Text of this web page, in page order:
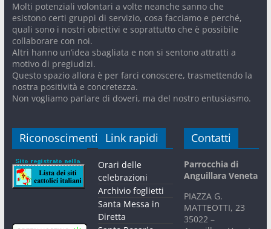
Molti potenziali volontari a volte neanche sanno che
esistono certi gruppi di servizio, cosa facciamo e perché,
quali sono i nostri obiettivi e soprattutto che è possibile
collaborare con noi.
Altri hanno un’idea sbagliata e non si sentono attratti a
motivo di pregiudizi.
Questo spazio allora è per farci conoscere, trasmettendo la
nostra positività e concretezza.
Non vogliamo parlare di doveri, ma del nostro entusiasmo.
Riconoscimenti Link rapidi
Orari delle
celebrazioni
Archivio foglietti
Santa Messa in
Diretta
Contatti
Parrocchia di
Anguillara Veneta
PIAZZA G.
MATTEOTTI, 23
35022 –